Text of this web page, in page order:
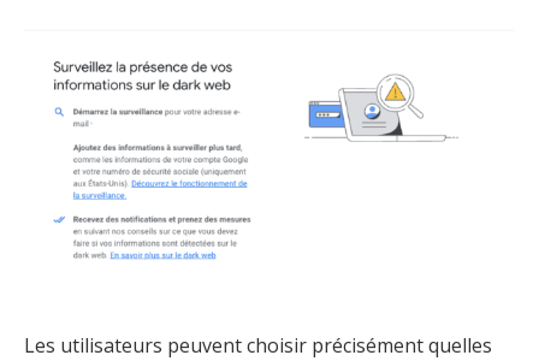
Les utilisateurs peuvent choisir précisément quelles